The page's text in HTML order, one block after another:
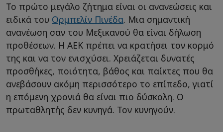
Το πρώτο μεγάλο ζήτημα είναι οι ανανεώσεις και
ειδικά του Ορμπελίν Πινέδα. Μια σημαντική
ανανέωση σαν του Μεξικανού θα είναι δήλωση
προθέσεων. Η ΑΕΚ πρέπει να κρατήσει τον κορμό
της και να τον ενισχύσει. Χρειάζεται δυνατές
προσθήκες, ποιότητα, βάθος και παίκτες που θα
ανεβάσουν ακόμη περισσότερο το επίπεδο, γιατί
η επόμενη χρονιά θα είναι πιο δύσκολη. Ο
πρωταθλητής δεν κυνηγά. Τον κυνηγούν.